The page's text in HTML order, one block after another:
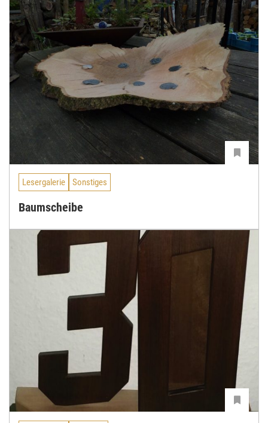
Lesergalerie Sonstiges
Baumscheibe